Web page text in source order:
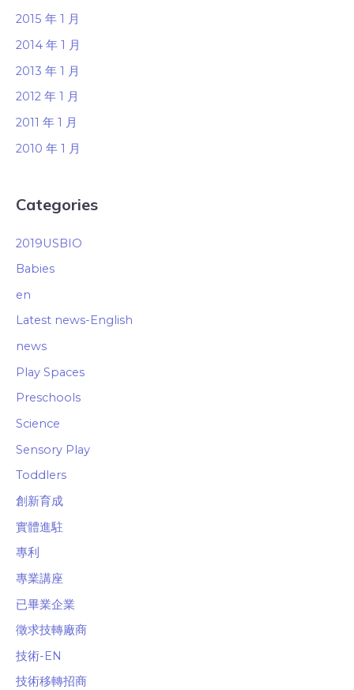
2015 年 1 月
2014 年 1 月
2013 年 1 月
2012 年 1 月
2011 年 1 月
2010 年 1 月
Categories
2019USBIO
Babies
en
Latest news-English
news
Play Spaces
Preschools
Science
Sensory Play
Toddlers
創新育成
實體進駐
專利
專業講座
已畢業企業
徵求技轉廠商
技術-EN
技術移轉招商